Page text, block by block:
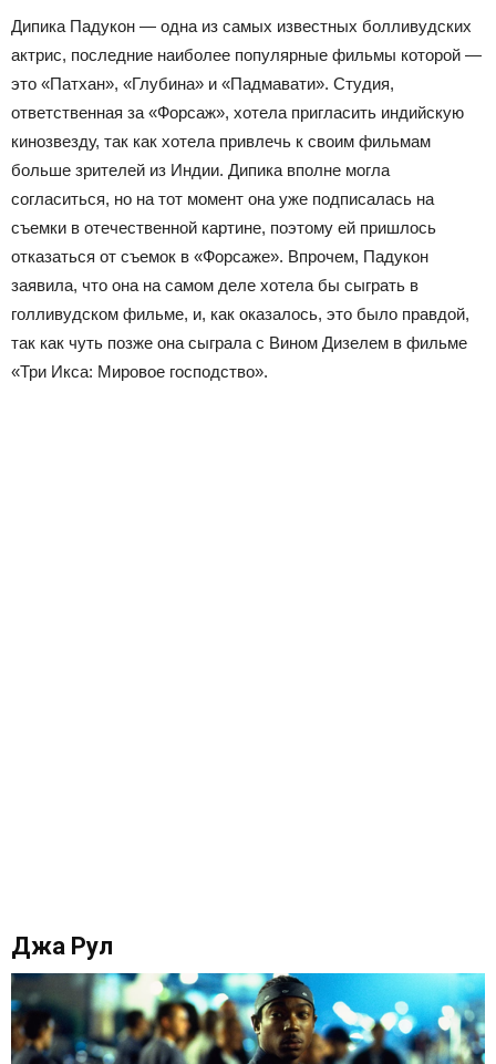
Дипика Падукон — одна из самых известных болливудских
актрис, последние наиболее популярные фильмы которой —
это «Патхан», «Глубина» и «Падмавати». Студия,
ответственная за «Форсаж», хотела пригласить индийскую
кинозвезду, так как хотела привлечь к своим фильмам
больше зрителей из Индии. Дипика вполне могла
согласиться, но на тот момент она уже подписалась на
съемки в отечественной картине, поэтому ей пришлось
отказаться от съемок в «Форсаже». Впрочем, Падукон
заявила, что она на самом деле хотела бы сыграть в
голливудском фильме, и, как оказалось, это было правдой,
так как чуть позже она сыграла с Вином Дизелем в фильме
«Три Икса: Мировое господство».
Джа Рул